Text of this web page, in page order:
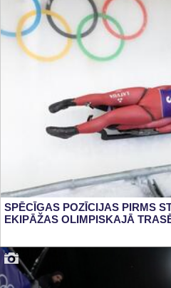
SPĒCĪGAS POZĪCIJAS PIRMS
EKIPĀŽAS OLIMPISKAJĀ